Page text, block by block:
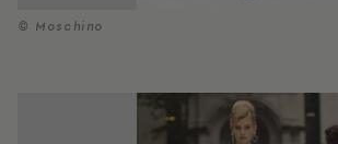
© Moschino